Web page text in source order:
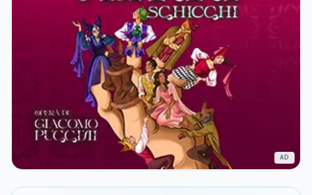
AD